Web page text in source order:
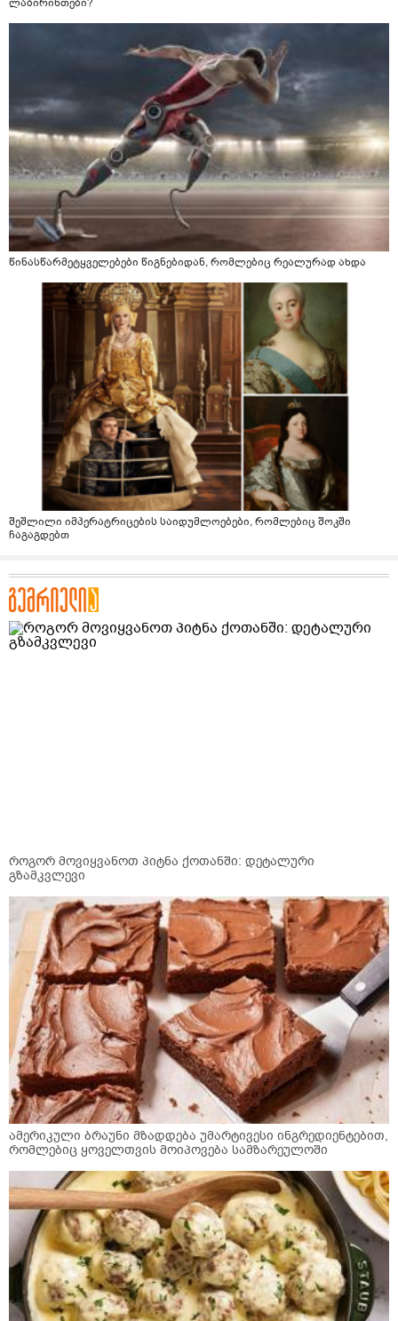
წინასწარმეტყველებები წიგნებიდან, რომლებიც რეალურად ახდა
შეშლილი იმპერატრიცების საიდუმლოებები, რომლებიც შოკში
ჩაგაგდებთ
როგორ მოვიყვანოთ პიტნა ქოთანში: დეტალური
გზამკვლევი
ამერიკული ბრაუნი მზადდება უმარტივესი ინგრედიენტებით,
რომლებიც ყოველთვის მოიპოვება სამზარეულოში